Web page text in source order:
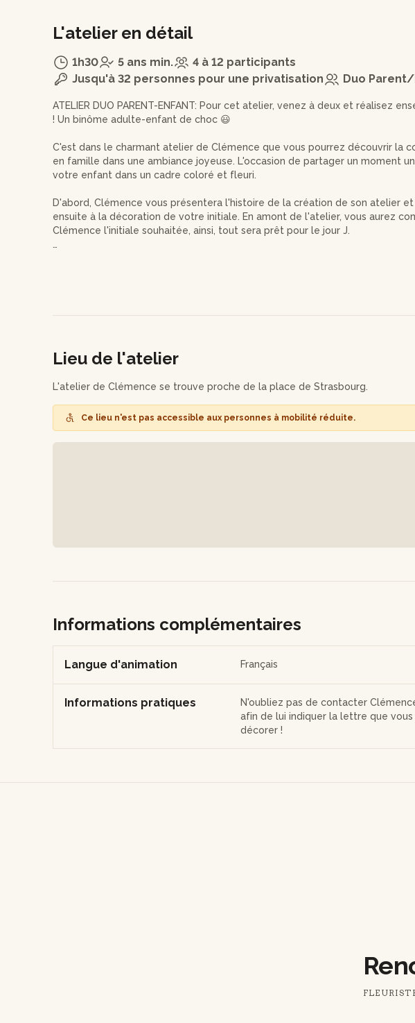
L'atelier en détail
1h30 5 ans min.
4 à 12 participants
Jusqu'à 32 personnes pour une privatisation
Duo
ATELIER DUO PARENT-ENFANT: Pour cet atelier, venez à deux et réalisez
! Un binôme adulte-enfant de choc 😃
C'est dans le charmant atelier de Clémence que vous pourrez découvrir la
en famille dans une ambiance joyeuse. L'occasion de partager un moment
votre enfant dans un cadre coloré et fleuri.
D'abord, Clémence vous présentera l'histoire de la création de son atelier
ensuite à la décoration de votre initiale. En amont de l'atelier, vous aurez
Clémence l'initiale souhaitée, ainsi, tout sera prêt pour le jour J.
l'aide de Clémence. Pour choisir vos fleurs préférées, vous pourrez fouiller
Avec tout ce choix de fleurs, laissez libre cours à votre imagination et à
Durant cet atelier, Clémence offrira un goûter aux enfants pour un moment
belle initiale fleurie de 22 cm de hauteur.
Lieu de l'atelier
L'atelier de Clémence se trouve proche de la place de Strasbourg.
Ce lieu n'est pas accessible aux personnes à mobilité réduite.
Informations complémentaires
Langue d'animation Français
Informations pratiques
N'oubliez pas de contacter
afin de lui indiquer la lettre que vous
décorer !